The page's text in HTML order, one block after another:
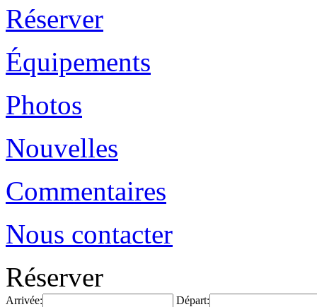
Réserver
Équipements
Photos
Nouvelles
Commentaires
Nous contacter
Réserver
Arrivée: Départ: